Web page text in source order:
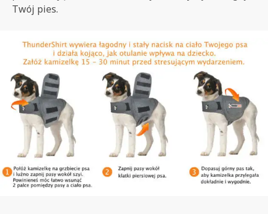
SZUKAJ
Twój pies.